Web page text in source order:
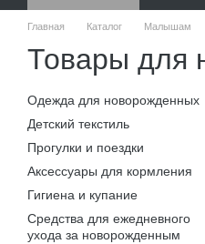
Главная Каталог Малышам
Товары для
Одежда для новорожденных
Детский текстиль
Прогулки и поездки
Аксессуары для кормления
Гигиена и купание
Средства для ежедневного
ухода за новорожденным